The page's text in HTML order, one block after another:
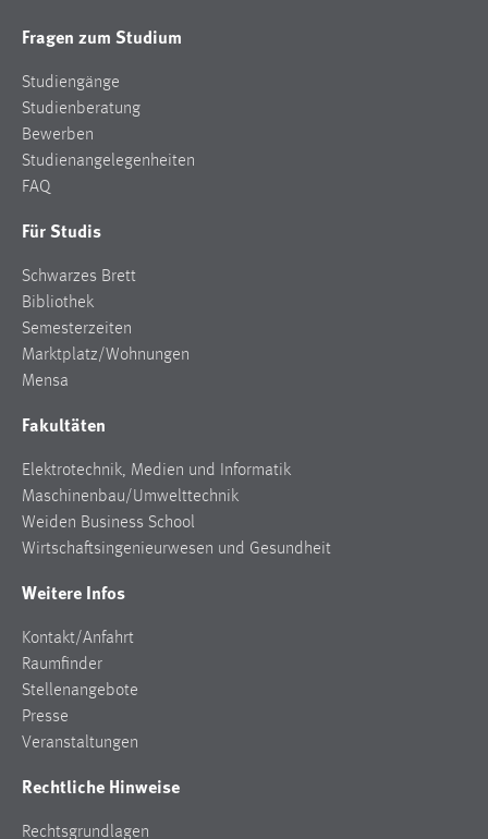
Fragen zum Studium
Studiengänge
Studienberatung
Bewerben
Studienangelegenheiten
FAQ
Für Studis
Schwarzes Brett
Bibliothek
Semesterzeiten
Marktplatz/Wohnungen
Mensa
Fakultäten
Elektrotechnik, Medien und Informatik
Maschinenbau/Umwelttechnik
Weiden Business School
Wirtschaftsingenieurwesen und Gesundheit
Weitere Infos
Kontakt/Anfahrt
Raumfinder
Stellenangebote
Presse
Veranstaltungen
Rechtliche Hinweise
Rechtsgrundlagen